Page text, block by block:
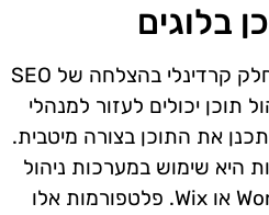
בלוגים
ניהול תוכן בלוגים מהווה חלק קרדינלי בהצלחה של SEO
תוכן יכולים לעזור למנהלי
את התוכן בצורה מיטבית.
היא שימוש במערכות ניהול
תוכן (CMS) כמו WordPress או Wix. פלטפורמות אלו